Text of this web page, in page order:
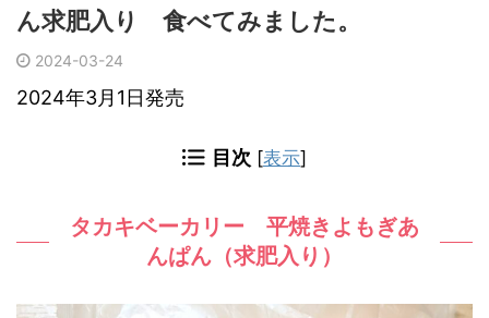
ん求肥入り 食べてみました。
2024-03-24
2024年3月1日発売
目次 [表示]
タカキベーカリー 平焼きよもぎあ
んぱん（求肥入り）